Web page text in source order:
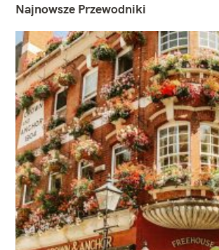
Najnowsze Przewodniki